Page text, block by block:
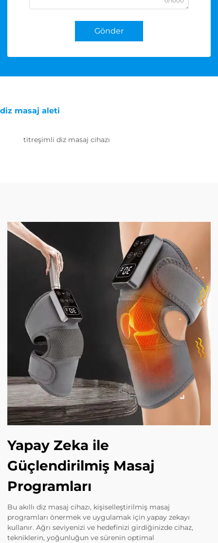
Gönder
diz masaj aleti
titreşimli diz masaj cihazı
Yapay Zeka ile
Güçlendirilmiş Masaj
Programları
Bu akıllı diz masaj cihazı, kişiselleştirilmiş masaj
programları önermek ve uygulamak için yapay zekayı
kullanır. Ağrı seviyenizi ve hedefinizi girdiğinizde cihaz,
tekniklerin, yoğunluğun ve sürenin optimal